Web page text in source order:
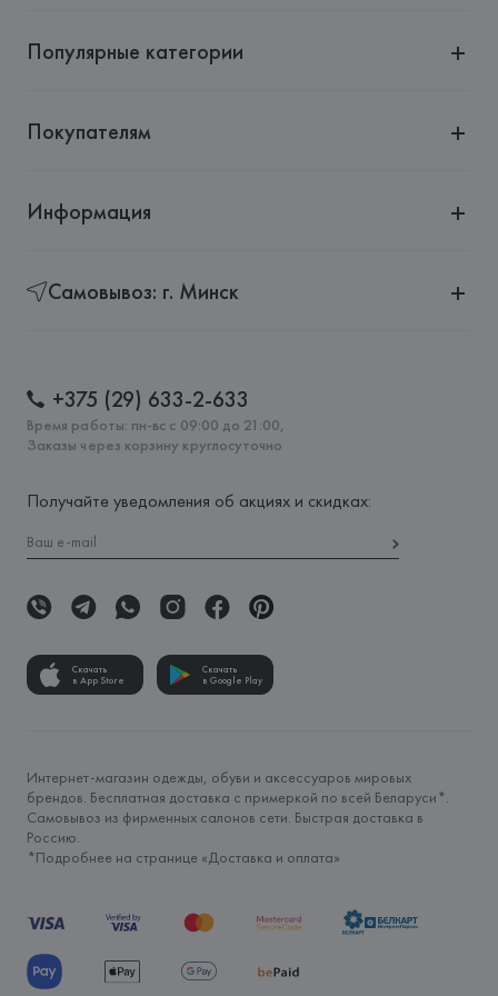
Популярные категории
Покупателям
Информация
Самовывоз: г. Минск
+375 (29) 633-2-633
Время работы: пн-вс с 09:00 до 21:00,
Заказы через корзину круглосуточно
Получайте уведомления об акциях и скидках:
Скачать
в App Store
Скачать
в Google Play
Интернет-магазин одежды, обуви и аксессуаров мировых
брендов. Бесплатная доставка с примеркой по всей Беларуси*.
Самовывоз из фирменных салонов сети. Быстрая доставка в
Россию.
*Подробнее на странице «Доставка и оплата»